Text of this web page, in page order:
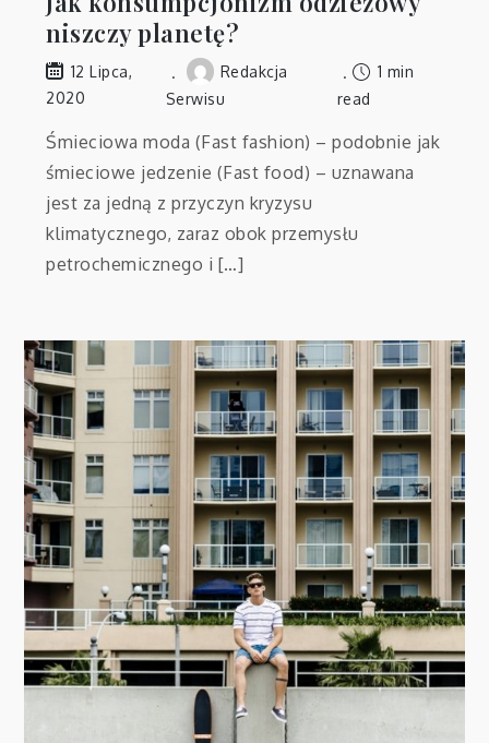
niszczy planetę?
12 Lipca,
2020
Redakcja
Serwisu
1 min
read
Śmieciowa moda (Fast fashion) – podobnie jak
śmieciowe jedzenie (Fast food) – uznawana
jest za jedną z przyczyn kryzysu
klimatycznego, zaraz obok przemysłu
petrochemicznego i […]